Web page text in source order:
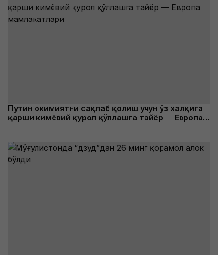
Путин ҳокимиятни сақлаб қолиш учун ўз халқига
қарши кимёвий қурол қўллашга тайёр — Европа